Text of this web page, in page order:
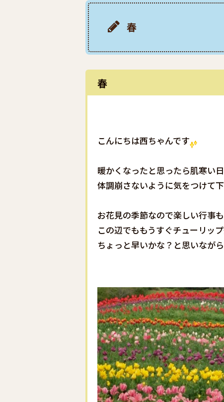
春
春
こんにちは西ちゃんです
暖かくなったと思ったら肌寒い
体調崩さないように気をつけて
お花見の季節なので楽しい行事
この辺でももうすぐチューリッ
ちょっと早いかな？と思いなが